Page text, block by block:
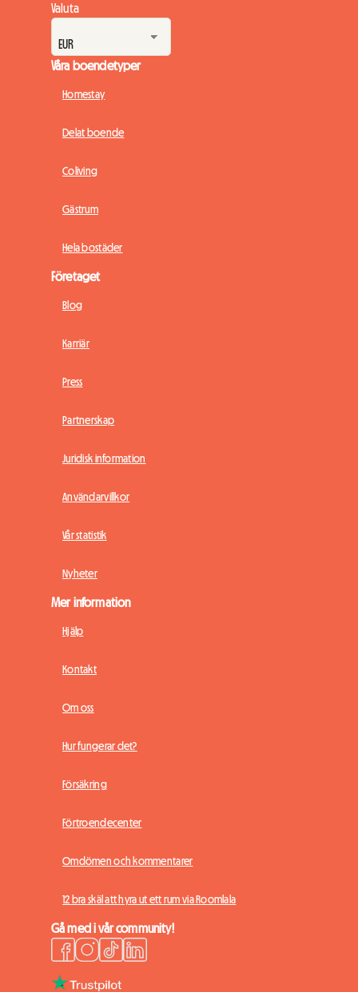
Valuta
Våra boendetyper
Homestay
Delat boende
Coliving
Gästrum
Hela bostäder
Företaget
Blog
Karriär
Press
Partnerskap
Juridisk information
Användarvillkor
Vår statistik
Nyheter
Mer information
Hjälp
Kontakt
Om oss
Hur fungerar det?
Försäkring
Förtroendecenter
Omdömen och kommentarer
12 bra skäl att hyra ut ett rum via Roomlala
Gå med i vår community!